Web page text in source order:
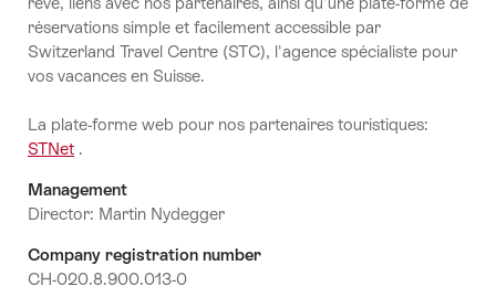
réservations simple et facilement accessible par
Switzerland Travel Centre (STC), l'agence spécialiste pour
vos vacances en Suisse.
La plate-forme web pour nos partenaires touristiques:
STNet .
Management
Director: Martin Nydegger
Company registration number
CH-020.8.900.013-0